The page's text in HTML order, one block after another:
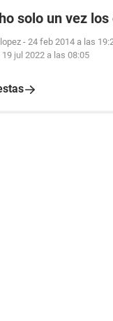
solo un vez
- 24 feb 2014 a las
19 jul 2022 a las 08:05